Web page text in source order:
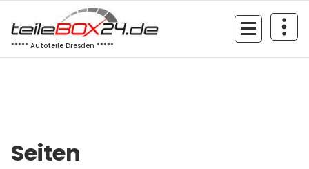
Inhalt
springen
***** Autoteile Dresden *****
Seiten